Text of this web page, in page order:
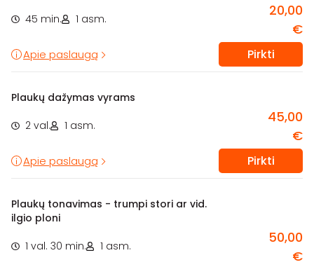
45 min. 1 asm.
20,00
€
Apie paslaugą Pirkti
Plaukų dažymas vyrams
2 val. 1 asm.
45,00
€
Apie paslaugą Pirkti
Plaukų tonavimas - trumpi stori ar vid.
ilgio ploni
1 val. 30 min. 1 asm.
50,00
€